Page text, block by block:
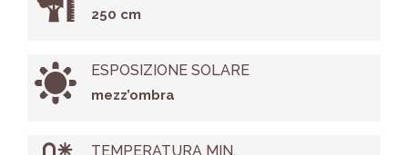
250 cm
ESPOSIZIONE SOLARE
mezz’ombra
TEMPERATURA MIN.